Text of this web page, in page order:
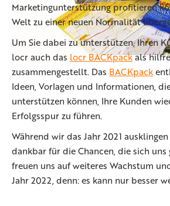
Marketingunterstützung profitieren
Welt zu einer neuen Normalität
Um Sie dabei zu unterstützen, Ihren
locr auch das locr BACKpackals
zusammengestellt. Das BACKpack
Ideen, Vorlagen und Informationen,
unterstützen können, Ihre Kunden
Erfolgsspur zu führen.
Während wir das Jahr 2021
dankbar für die Chancen, die sich
freuen uns auf weiteres Wachstum
Jahr 2022, denn: es kann nur besser